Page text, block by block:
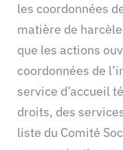
les coordonnées
matière de
que les actions
coordonnées de
service d’accueil
droits, des
liste du Comité